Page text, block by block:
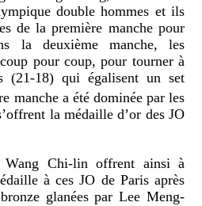
double hommes et ils
de la première manche pour
la deuxième manche, les
pour coup, pour tourner à
(21-18) qui égalisent un set
manche a été dominée par les
la médaille d’or des JO
Chi-lin offrent ainsi à
à ces JO de Paris après
glanées par Lee Meng-